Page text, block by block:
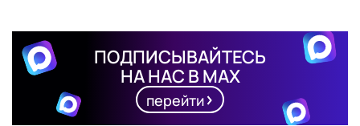
ПОДПИСЫВАЙТЕСЬ
НА НАС В MAX
перейти